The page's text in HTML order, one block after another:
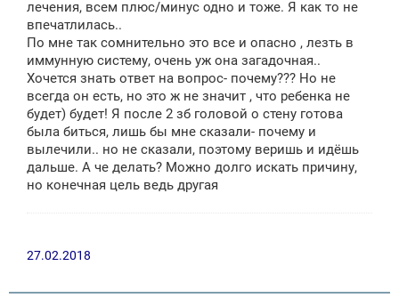
лечения, всем плюс/минус одно и тоже. Я как то не
впечатлилась..
По мне так сомнительно это все и опасно , лезть в
иммунную систему, очень уж она загадочная..
Хочется знать ответ на вопрос- почему??? Но не
всегда он есть, но это ж не значит , что ребенка не
будет) будет! Я после 2 зб головой о стену готова
была биться, лишь бы мне сказали- почему и
вылечили.. но не сказали, поэтому веришь и идёшь
дальше. А че делать? Можно долго искать причину,
но конечная цель ведь другая
27.02.2018